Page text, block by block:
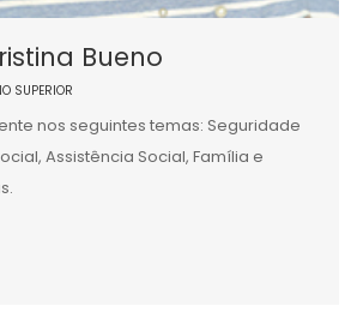
Bueno
SUPERIOR
nos seguintes temas: Seguridade
Assistência Social, Família e